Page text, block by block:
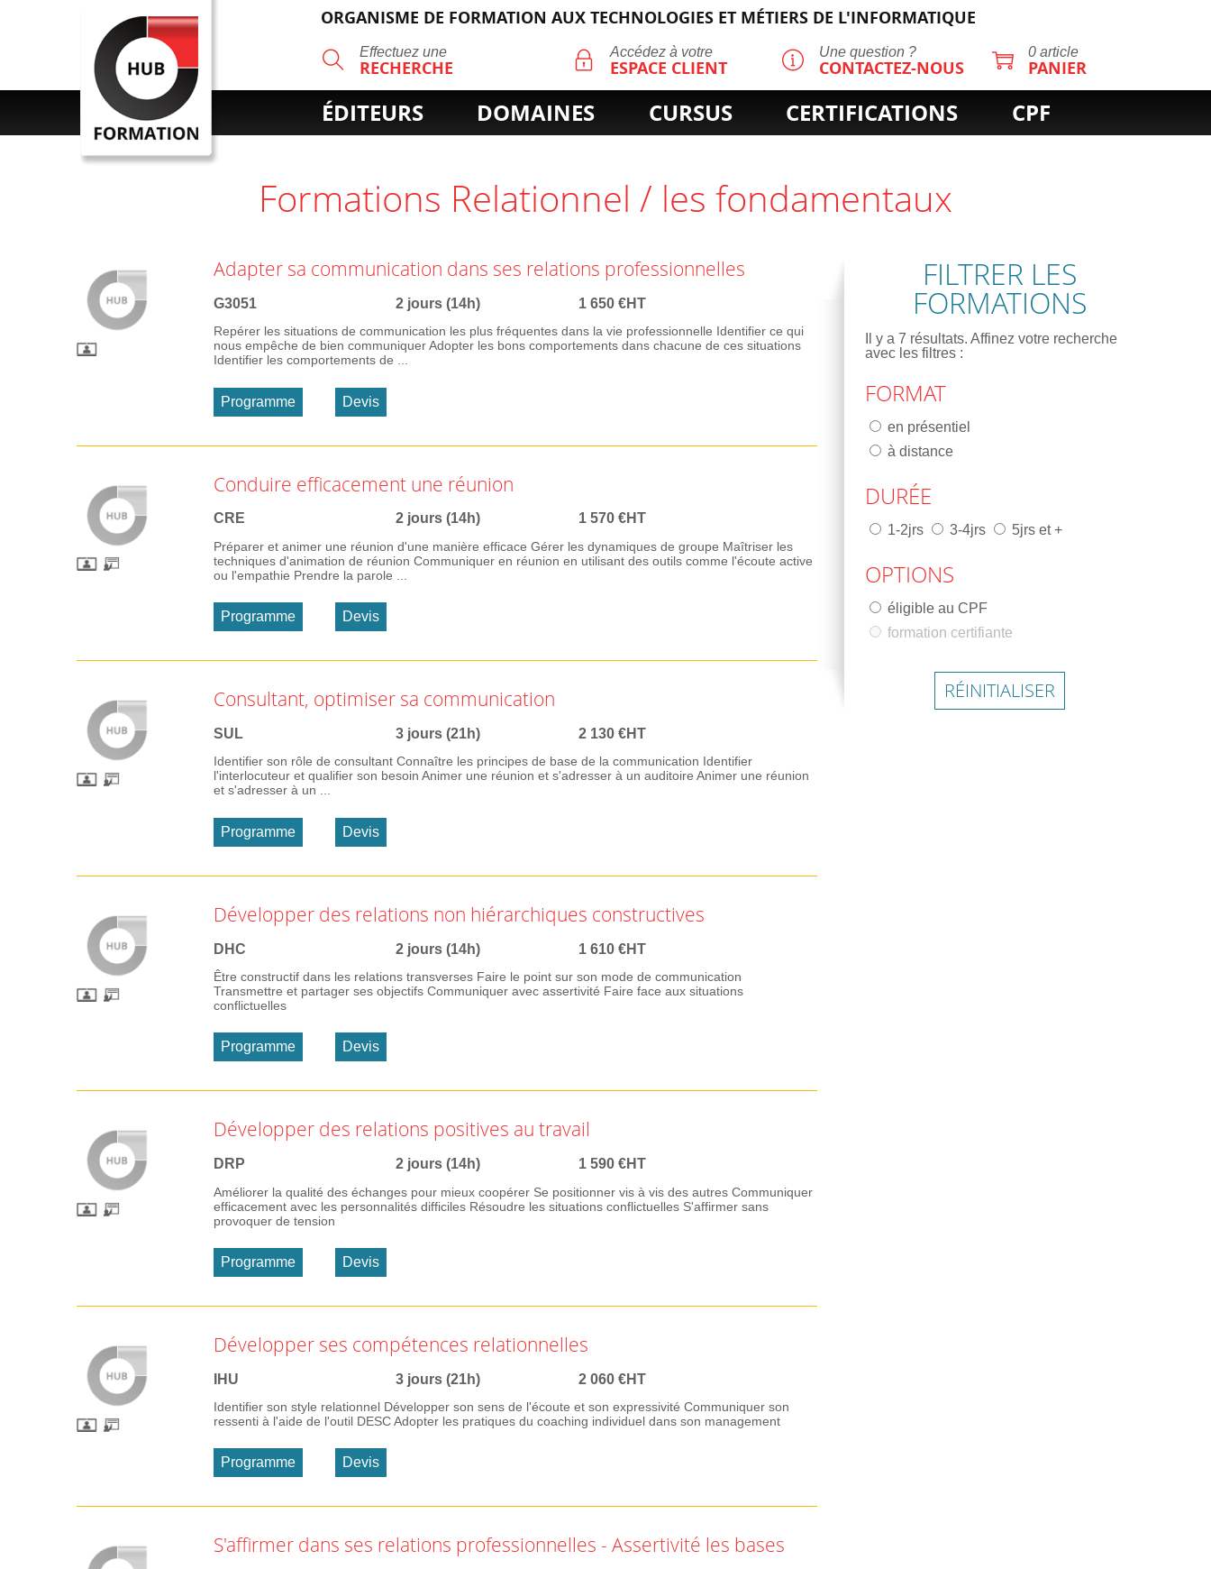
ORGANISME DE FORMATION AUX TECHNOLOGIES ET MÉTIERS DE L'INFORMATIQUE
Effectuez une
RECHERCHE
RECHERCHE Accédez à votre
ESPACE CLIENT
Une question ?
CONTACTEZ-NOUS
0 article
PANIER
ÉDITEURS DOMAINES CURSUS CERTIFICATIONS CPF
Formations Relationnel / les fondamentaux
FILTRER LES
FORMATIONS
Il y a7 résultats. Affinez votre recherche
avec les filtres :
FORMAT
en présentiel
à distance
DURÉE
1-2jrs 3-4jrs 5jrs et +
OPTIONS
éligible au CPF
formation certifiante
RÉINITIALISER
Adapter sa communication dans ses relations professionnelles
G3051 2 jours (14h) 1 650 €HT
Repérer les situations de communication les plus fréquentes dans la vie professionnelle Identifier ce qui
nous empêche de bien communiquer Adopter les bons comportements dans chacune de ces situations
Identifier les comportements de ...
Programme Devis
Conduire efficacement une réunion
CRE 2 jours (14h) 1 570 €HT
Préparer et animer une réunion d'une manière efficace Gérer les dynamiques de groupe Maîtriser les
techniques d'animation de réunion Communiquer en réunion en utilisant des outils comme l'écoute active
ou l'empathie Prendre la parole ...
Programme Devis
Consultant, optimiser sa communication
SUL 3 jours (21h) 2 130 €HT
Identifier son rôle de consultant Connaître les principes de base de la communication Identifier
l'interlocuteur et qualifier son besoin Animer une réunion et s'adresser à un auditoire Animer une réunion
et s'adresser à un ...
Programme Devis
Développer des relations non hiérarchiques constructives
DHC 2 jours (14h) 1 610 €HT
Être constructif dans les relations transverses Faire le point sur son mode de communication
Transmettre et partager ses objectifs Communiquer avec assertivité Faire face aux situations
conflictuelles
Programme Devis
Développer des relations positives au travail
DRP 2 jours (14h) 1 590 €HT
Améliorer la qualité des échanges pour mieux coopérer Se positionner vis à vis des autres Communiquer
efficacement avec les personnalités difficiles Résoudre les situations conflictuelles S'affirmer sans
provoquer de tension
Programme Devis
Développer ses compétences relationnelles
IHU 3 jours (21h) 2 060 €HT
Identifier son style relationnel Développer son sens de l'écoute et son expressivité Communiquer son
ressenti à l'aide de l'outil DESC Adopter les pratiques du coaching individuel dans son management
Programme Devis
S'affirmer dans ses relations professionnelles - Assertivité les bases